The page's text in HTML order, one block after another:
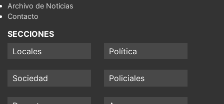
Archivo de Noticias
Contacto
SECCIONES
Locales
Política
Sociedad Policiales